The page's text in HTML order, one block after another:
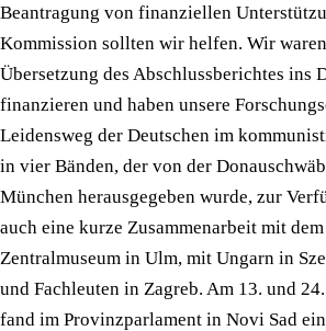
Beantragung von finanziellen
Kommission sollten wir helfen. Wir
Übersetzung des Abschlussberichtes ins
finanzieren und haben unsere
Leidensweg der Deutschen im
in vier Bänden, der von der
München herausgegeben wurde, zur
auch eine kurze Zusammenarbeit mit
Zentralmuseum in Ulm, mit Ungarn in
und Fachleuten in Zagreb. Am 13. und
fand im Provinzparlament in Novi Sad